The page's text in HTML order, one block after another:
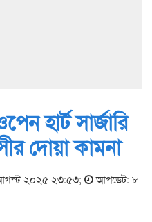
হার্ট সার্জারি
দোয়া কামনা
২০২৫ ২৩:৫৩;
আপডেট: ৮